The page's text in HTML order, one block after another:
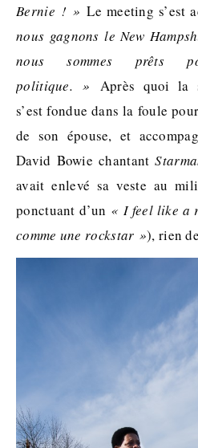
Bernie ! »Le meeting s’est
nous gagnons le New
nous sommes prêts
politique. » Après quoi la
s’est fondue dans la foule
de son épouse, et
David Bowie chantant
avait enlevé sa veste au
ponctuant d’un « I feel like
comme une rockstar »), rien